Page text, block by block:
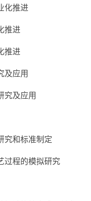
化推进
推进
推进
及应用
究及应用
究和标准制定
过程的模拟研究